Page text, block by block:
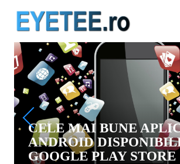
CELE MAI BUNE
ANDROID
GOOGLE PLAY STORE